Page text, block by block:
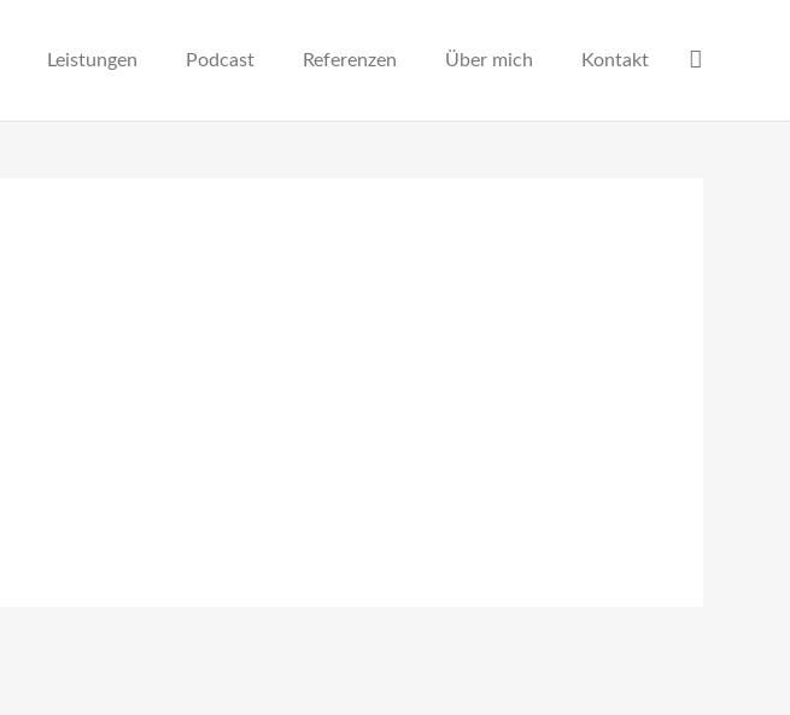
Leistungen Podcast Referenzen Über mich Kontakt